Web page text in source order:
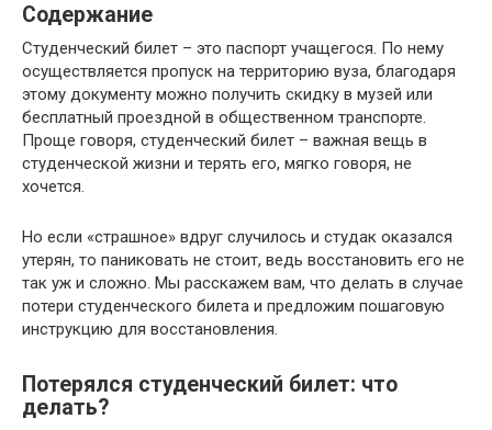
Содержание
Студенческий билет – это паспорт учащегося. По нему
осуществляется пропуск на территорию вуза, благодаря
этому документу можно получить скидку в музей или
бесплатный проездной в общественном транспорте.
Проще говоря, студенческий билет – важная вещь в
студенческой жизни и терять его, мягко говоря, не
хочется.
Но если «страшное» вдруг случилось и студак оказался
утерян, то паниковать не стоит, ведь восстановить его не
так уж и сложно. Мы расскажем вам, что делать в случае
потери студенческого билета и предложим пошаговую
инструкцию для восстановления.
Потерялся студенческий билет: что
делать?